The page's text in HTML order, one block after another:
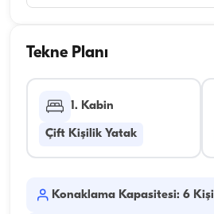
Tekne Planı
1. Kabin
Çift Kişilik Yatak
Konaklama Kapasitesi: 6 Kişi